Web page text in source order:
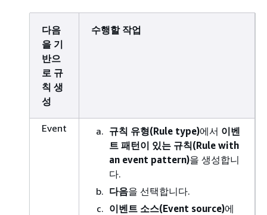
다음
을 기
반으
로 규
칙 생
성
수행할 작업
Event 규칙 유형(Rule type)에서 이벤
트 패턴이 있는 규칙(Rule with
an event pattern)을 생성합니
다.
다음을 선택합니다.
이벤트 소스(Event source)에